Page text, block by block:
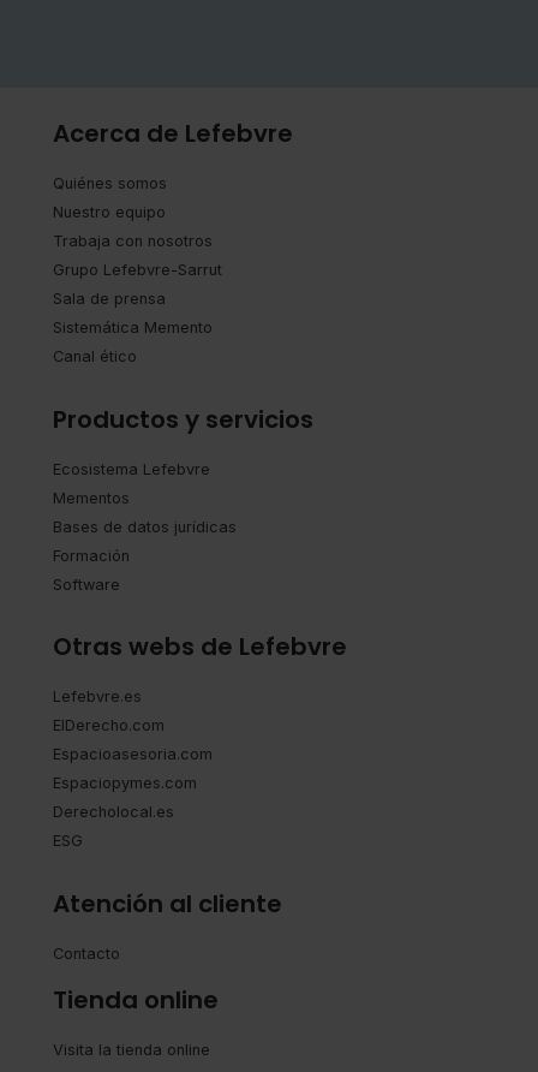
Acerca de Lefebvre
Quiénes somos
Nuestro equipo
Trabaja con nosotros
Grupo Lefebvre-Sarrut
Sala de prensa
Sistemática Memento
Canal ético
Productos y servicios
Ecosistema Lefebvre
Mementos
Bases de datos jurídicas
Formación
Software
Otras webs de Lefebvre
Lefebvre.es
ElDerecho.com
Espacioasesoria.com
Espaciopymes.com
Derecholocal.es
ESG
Atención al cliente
Contacto
Tienda online
Visita la tienda online